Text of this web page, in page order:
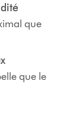
que
que le